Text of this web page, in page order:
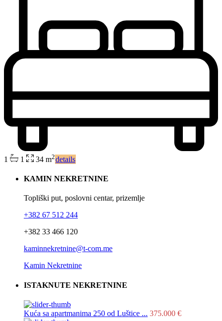
1 1 34 m2details
KAMIN NEKRETNINE
Topliški put, poslovni centar, prizemlje
+382 67 512 244
+382 33 466 120
kaminnekretnine@t-com.me
Kamin Nekretnine
ISTAKNUTE NEKRETNINE
Kuća sa apartmanima 250 od Luštice ... 375.000 €